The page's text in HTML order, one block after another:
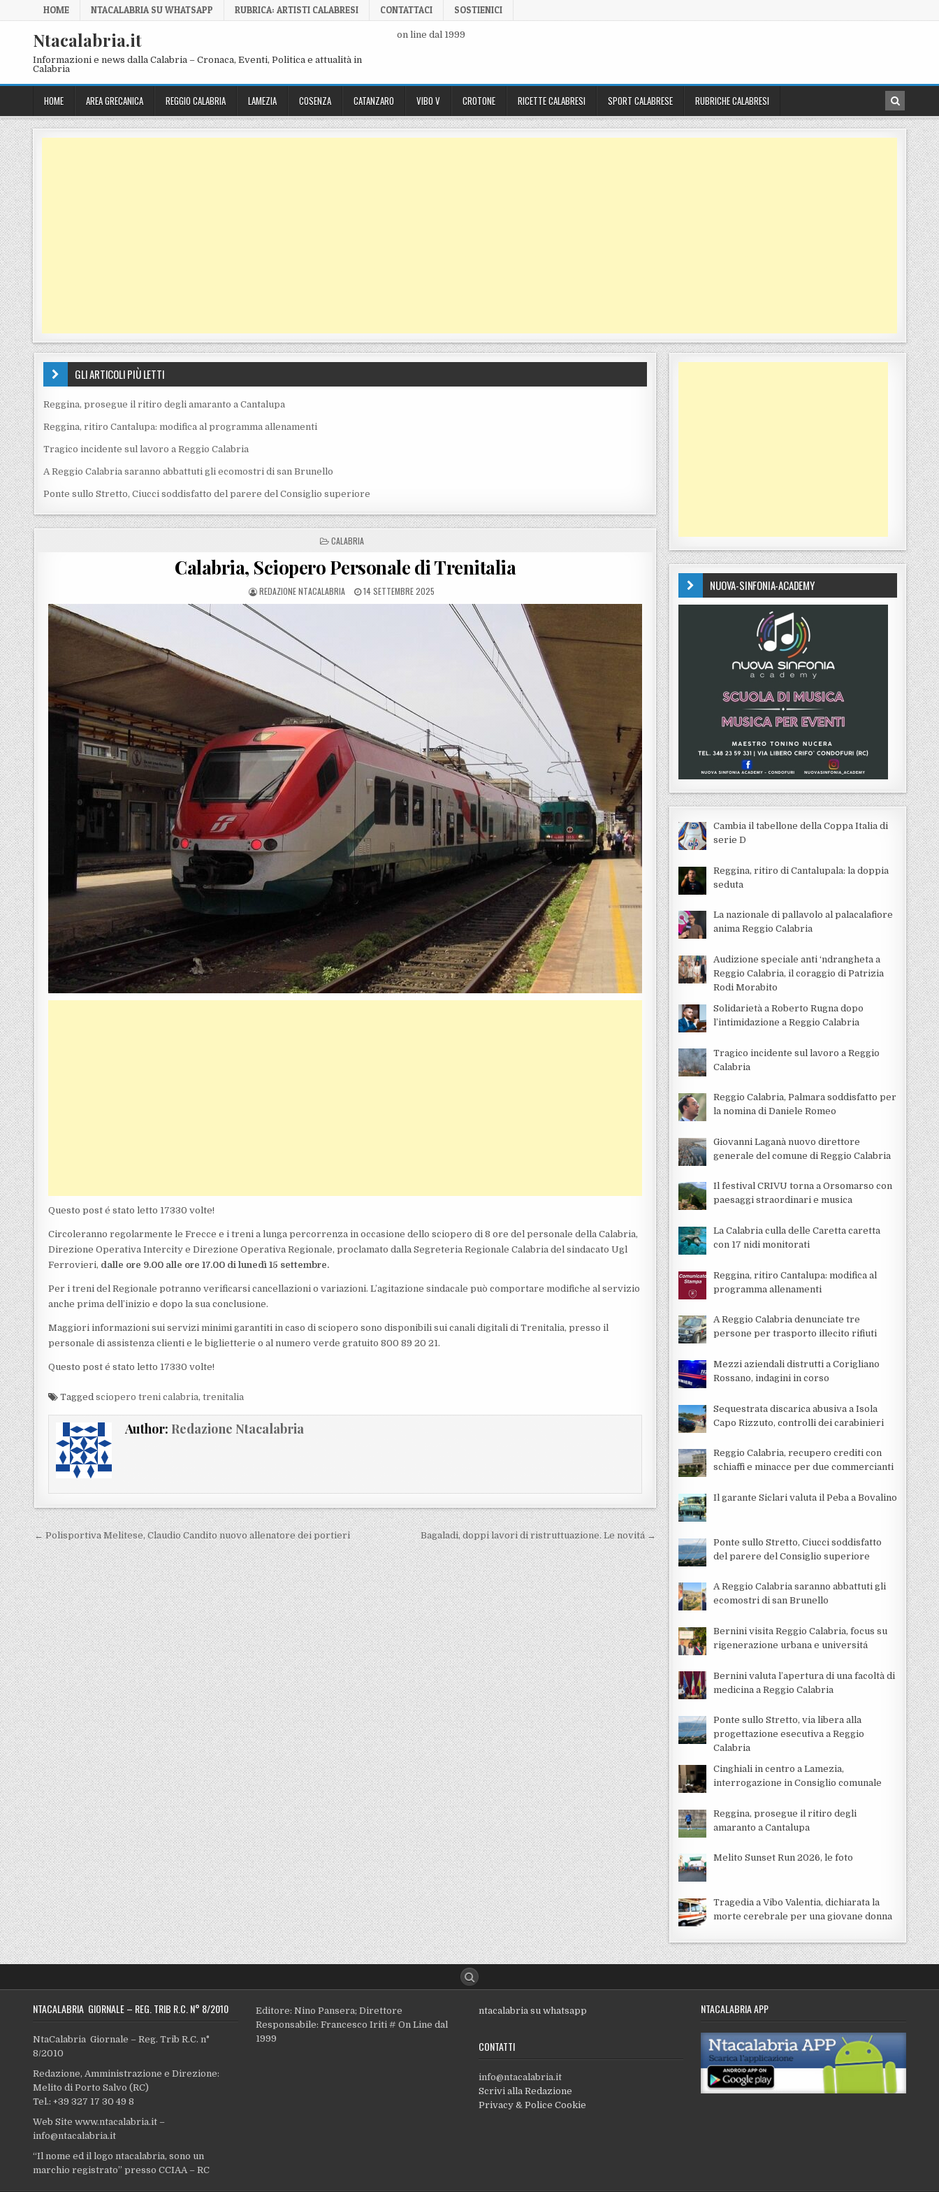
Skip to content
HOME NTACALABRIA SU WHATSAPP RUBRICA: ARTISTI CALABRESI CONTATTACI SOSTIENICI
Ntacalabria.it
Informazioni e news dalla Calabria – Cronaca, Eventi, Politica e attualità in
Calabria
on line dal 1999
HOME AREA GRECANICA REGGIO CALABRIA LAMEZIA COSENZA CATANZARO VIBO V CROTONE RICETTE CALABRESI SPORT CALABRESE RUBRICHE CALABRESI
GLI ARTICOLI PIÙ LETTI
Reggina, prosegue il ritiro degli amaranto a Cantalupa
Reggina, ritiro Cantalupa: modifica al programma allenamenti
Tragico incidente sul lavoro a Reggio Calabria
A Reggio Calabria saranno abbattuti gli ecomostri di san Brunello
Ponte sullo Stretto, Ciucci soddisfatto del parere del Consiglio superiore
POSTED IN
CALABRIA
Calabria, Sciopero Personale di Trenitalia
POSTED BY
REDAZIONE NTACALABRIA POSTED ON
14 SETTEMBRE 2025
Questo post é stato letto 17330 volte!
Circoleranno regolarmente le Frecce e i treni a lunga percorrenza in occasione dello sciopero di 8 ore del personale della Calabria,
Direzione Operativa Intercity e Direzione Operativa Regionale, proclamato dalla Segreteria Regionale Calabria del sindacato Ugl
Ferrovieri, dalle ore 9.00 alle ore 17.00 di lunedì 15 settembre.
Per i treni del Regionale potranno verificarsi cancellazioni o variazioni. L’agitazione sindacale può comportare modifiche al servizio
anche prima dell’inizio e dopo la sua conclusione.
Maggiori informazioni sui servizi minimi garantiti in caso di sciopero sono disponibili sui canali digitali di Trenitalia, presso il
personale di assistenza clienti e le biglietterie o al numero verde gratuito 800 89 20 21.
Questo post é stato letto 17330 volte!
Taggedsciopero treni calabria,trenitalia
Author: Redazione Ntacalabria
Navigazione articoli
← Polisportiva Melitese, Claudio Candito nuovo allenatore dei portieri Bagaladi, doppi lavori di ristruttuazione. Le novitá →
NUOVA-SINFONIA-ACADEMY
Cambia il tabellone della Coppa Italia di
serie D
Reggina, ritiro di Cantalupala: la doppia
seduta
La nazionale di pallavolo al palacalafiore
anima Reggio Calabria
Audizione speciale anti ‘ndrangheta a
Reggio Calabria, il coraggio di Patrizia
Rodi Morabito
Solidarietà a Roberto Rugna dopo
l’intimidazione a Reggio Calabria
Tragico incidente sul lavoro a Reggio
Calabria
Reggio Calabria, Palmara soddisfatto per
la nomina di Daniele Romeo
Giovanni Laganà nuovo direttore
generale del comune di Reggio Calabria
Il festival CRIVU torna a Orsomarso con
paesaggi straordinari e musica
La Calabria culla delle Caretta caretta
con 17 nidi monitorati
Reggina, ritiro Cantalupa: modifica al
programma allenamenti
A Reggio Calabria denunciate tre
persone per trasporto illecito rifiuti
Mezzi aziendali distrutti a Corigliano
Rossano, indagini in corso
Sequestrata discarica abusiva a Isola
Capo Rizzuto, controlli dei carabinieri
Reggio Calabria, recupero crediti con
schiaffi e minacce per due commercianti
Il garante Siclari valuta il Peba a Bovalino
Ponte sullo Stretto, Ciucci soddisfatto
del parere del Consiglio superiore
A Reggio Calabria saranno abbattuti gli
ecomostri di san Brunello
Bernini visita Reggio Calabria, focus su
rigenerazione urbana e universitá
Bernini valuta l’apertura di una facoltà di
medicina a Reggio Calabria
Ponte sullo Stretto, via libera alla
progettazione esecutiva a Reggio
Calabria
Cinghiali in centro a Lamezia,
interrogazione in Consiglio comunale
Reggina, prosegue il ritiro degli
amaranto a Cantalupa
Melito Sunset Run 2026, le foto
Tragedia a Vibo Valentia, dichiarata la
morte cerebrale per una giovane donna
NTACALABRIA GIORNALE – REG. TRIB R.C. N° 8/2010
NtaCalabria Giornale – Reg. Trib R.C. n°
8/2010
Redazione, Amministrazione e Direzione:
Melito di Porto Salvo (RC)
Tel.: +39 327 17 30 49 8
Web Site www.ntacalabria.it –
info@ntacalabria.it
“Il nome ed il logo ntacalabria, sono un
marchio registrato” presso CCIAA – RC
Editore: Nino Pansera; Direttore
Responsabile: Francesco Iriti # On Line dal
1999
ntacalabria su whatsapp
CONTATTI
info@ntacalabria.it
Scrivi alla Redazione
Privacy & Police Cookie
NTACALABRIA APP